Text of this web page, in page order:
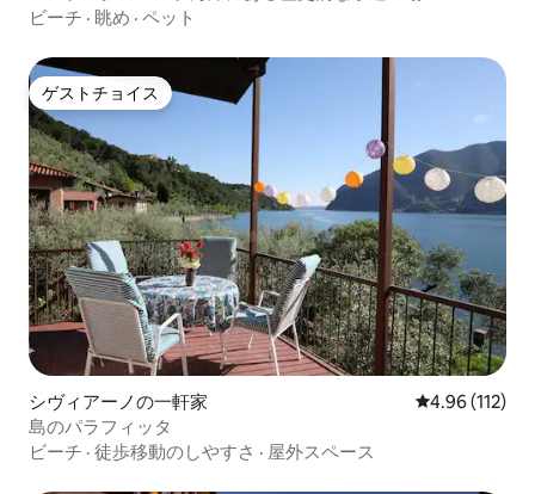
ための小さな洞窟、ジュディッタが歌を
ます。有名な哲学者の孫であるヴィルヘ
ルム・ロック船長は、妻や他のゲストの
前でヴィラの前の湖の中で溺死しまし
た。その後、彼の娘が彼の記憶に捧げた
墓石を建てました。ブレヴィオの小さな
墓地では、1865年に亡くなったジュディ
ッタ・パスタの墓を訪れることができま
す。
ビーチ · 眺め · ペット
ゲストチョイス
ゲストチョイス
シヴィアーノの一軒家 レビュー112
4.96 (112)
島のパラフィッタ
ビーチ · 徒歩移動のしやすさ · 屋外スペース